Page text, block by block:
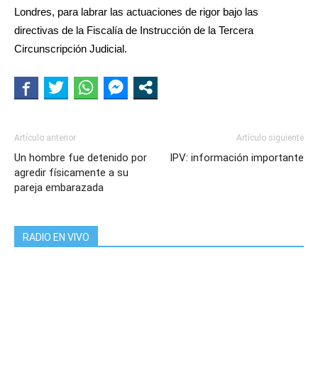
Londres, para labrar las actuaciones de rigor bajo las
directivas de la Fiscalía de Instrucción de la Tercera
Circunscripción Judicial.
Artículo anterior
Un hombre fue detenido por
agredir físicamente a su
pareja embarazada
Artículo siguiente
IPV: información importante
RADIO EN VIVO